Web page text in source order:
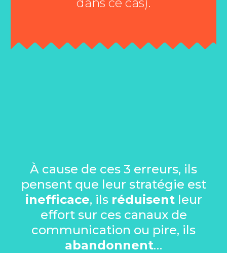
À cause de ces 3 erreurs, ils
pensent que leur stratégie est
inefficace, ils réduisentleur
effort sur ces canaux de
communication ou pire, ils
abandonnent…